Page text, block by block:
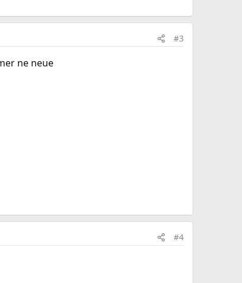
#3
ne neue
#4